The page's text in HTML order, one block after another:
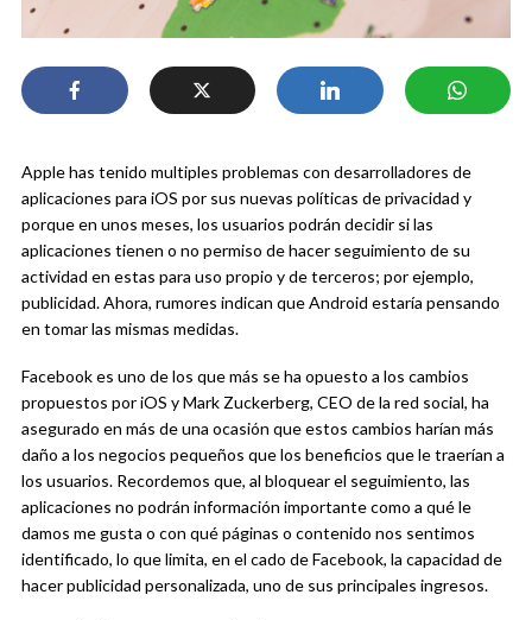
Apple has tenido multiples problemas con desarrolladores de
aplicaciones para iOS por sus nuevas políticas de privacidad y
porque en unos meses, los usuarios podrán decidir si las
aplicaciones tienen o no permiso de hacer seguimiento de su
actividad en estas para uso propio y de terceros; por ejemplo,
publicidad. Ahora, rumores indican que Android estaría pensando
en tomar las mismas medidas.
Facebook es uno de los que más se ha opuesto a los cambios
propuestos por iOS y Mark Zuckerberg, CEO de la red social, ha
asegurado en más de una ocasión que estos cambios harían más
daño a los negocios pequeños que los beneficios que le traerían a
los usuarios. Recordemos que, al bloquear el seguimiento, las
aplicaciones no podrán información importante como a qué le
damos me gusta o con qué páginas o contenido nos sentimos
identificado, lo que limita, en el cado de Facebook, la capacidad de
hacer publicidad personalizada, uno de sus principales ingresos.